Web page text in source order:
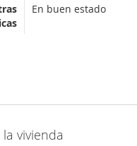
En buen estado
la vivienda